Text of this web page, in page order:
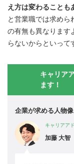
え方は変わることも
と営業職では求めら
の有無も異なります
らないからといって
キャリア
ます！
企業が求める人物
キャリアア
加藤 大智